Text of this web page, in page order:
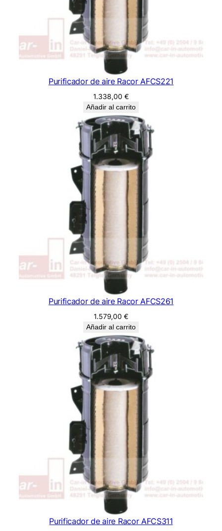
Purificador de aire Racor AFCS221
1.338,00 €
Añadir al carrito
Purificador de aire Racor AFCS261
1.579,00€
Añadir al carrito
Purificador de aire Racor AFCS311